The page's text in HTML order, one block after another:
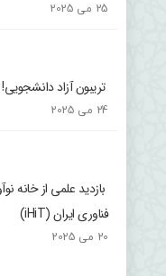
25 می 2025
تریبون آزاد دانشجویی!
24 می 2025
بازدید علمی از خانه
فناوری ایران (iHiT)
20 می 2025